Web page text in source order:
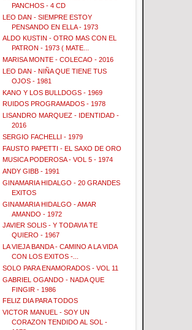
PANCHOS - 4 CD
LEO DAN - SIEMPRE ESTOY
PENSANDO EN ELLA - 1973
ALDO KUSTIN - OTRO MAS CON EL
PATRON - 1973 ( MATE...
MARISA MONTE - COLECAO - 2016
LEO DAN - NIÑA QUE TIENE TUS
OJOS - 1981
KANO Y LOS BULLDOGS - 1969
RUIDOS PROGRAMADOS - 1978
LISANDRO MARQUEZ - IDENTIDAD -
2016
SERGIO FACHELLI - 1979
FAUSTO PAPETTI - EL SAXO DE ORO
MUSICA PODEROSA - VOL 5 - 1974
ANDY GIBB - 1991
GINAMARIA HIDALGO - 20 GRANDES
EXITOS
GINAMARIA HIDALGO - AMAR
AMANDO - 1972
JAVIER SOLIS - Y TODAVIA TE
QUIERO - 1967
LA VIEJA BANDA - CAMINO A LA VIDA
CON LOS EXITOS -...
SOLO PARA ENAMORADOS - VOL 11
GABRIEL OGANDO - NADA QUE
FINGIR - 1986
FELIZ DIA PARA TODOS
VICTOR MANUEL - SOY UN
CORAZON TENDIDO AL SOL -